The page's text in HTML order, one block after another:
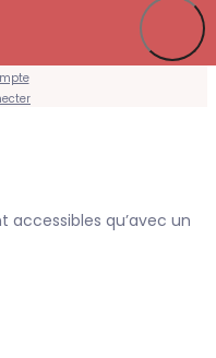
qu’avec un